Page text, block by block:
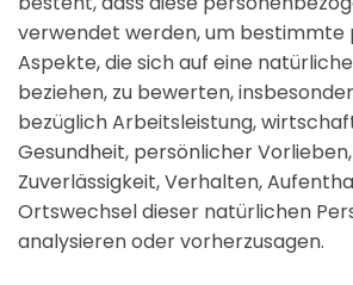
verwendet werden, um bestimmte
Aspekte, die sich auf eine
beziehen, zu bewerten,
bezüglich Arbeitsleistung,
Gesundheit, persönlicher
Zuverlässigkeit, Verhalten,
Ortswechsel dieser natürlichen
analysieren oder vorherzusagen.